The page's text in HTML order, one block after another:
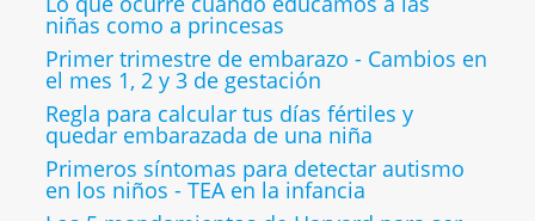
niñas como a princesas
Primer trimestre de embarazo - Cambios en
el mes 1, 2 y 3 de gestación
Regla para calcular tus días fértiles y
quedar embarazada de una niña
Primeros síntomas para detectar autismo
en los niños - TEA en la infancia